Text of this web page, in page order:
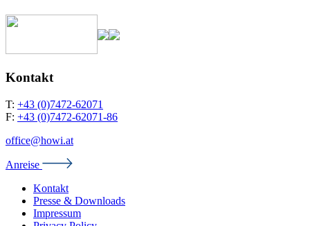
Kontakt
T: +43 (0)7472-62071
F: +43 (0)7472-62071-86
office@howi.at
Anreise
Kontakt
Presse & Downloads
Impressum